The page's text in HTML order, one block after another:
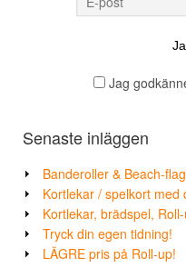
Jag
Senaste inläggen
Banderoller & Beach-
Kortlekar / spelkort med
Kortlekar, brädspel,
Tryck din egen tidning!
LÄGRE pris på Roll-up!